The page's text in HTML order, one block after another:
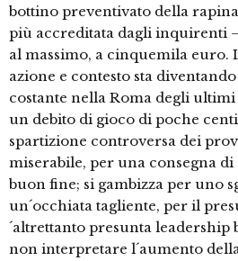
bottino preventivato della
più accreditata dagli inquirenti
al massimo, a cinquemila euro.
azione e contesto sta
costante nella Roma degli
un debito di gioco di poche
spartizione controversa dei
miserabile, per una consegna di
buon fine; si gambizza per uno
un´occhiata tagliente, per il
´altrettanto presunta leadership
non interpretare l´aumento